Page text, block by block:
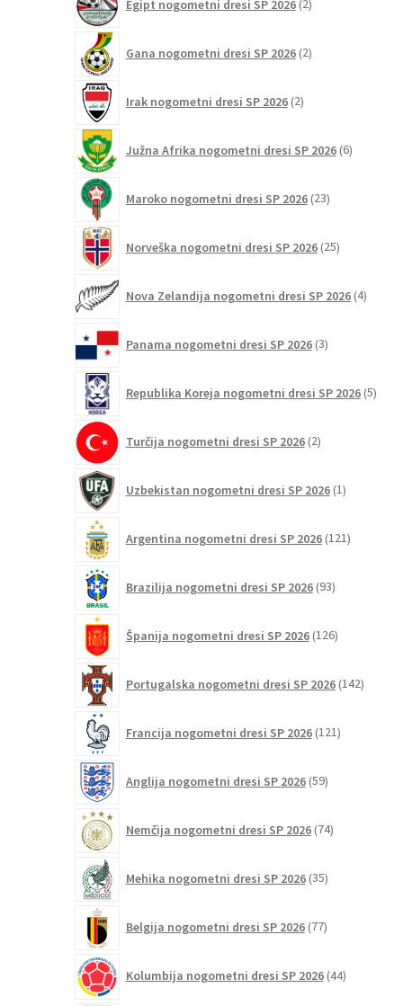
Egipt nogometni dresi SP 2026 2izdelka
Gana nogometni dresi SP 2026 2izdelka
Irak nogometni dresi SP 2026 2izdelka
Južna Afrika nogometni dresi SP 2026 6izdelkov
Maroko nogometni dresi SP 2026 23izdelkov
Norveška nogometni dresi SP 2026 25izdelkov
Nova Zelandija nogometni dresi SP 2026 4izdelki
Panama nogometni dresi SP 2026 3izdelki
Republika Koreja nogometni dresi SP 2026 5
Turčija nogometni dresi SP 2026 2izdelka
Uzbekistan nogometni dresi SP 2026 1izdelek
Argentina nogometni dresi SP 2026 121izdelkov
Brazilija nogometni dresi SP 2026 93izdelkov
Španija nogometni dresi SP 2026 126izdelkov
Portugalska nogometni dresi SP 2026 142
Francija nogometni dresi SP 2026 121izdelkov
Anglija nogometni dresi SP 2026 59izdelkov
Nemčija nogometni dresi SP 2026 74izdelkov
Mehika nogometni dresi SP 2026 35izdelkov
Belgija nogometni dresi SP 2026 77izdelkov
Kolumbija nogometni dresi SP 2026 44izdelkov